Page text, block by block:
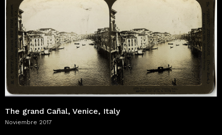
The grand Cañal, Venice, Italy
Noviembre 2017